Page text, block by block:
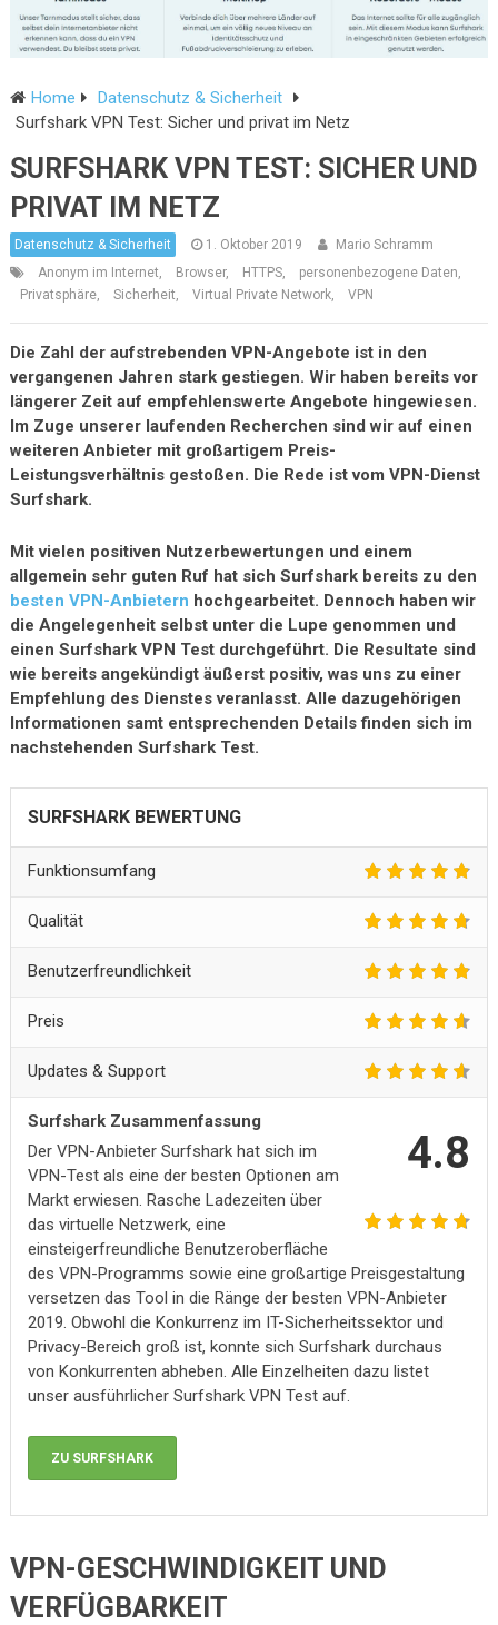
Home
Datenschutz & Sicherheit
Surfshark VPN Test: Sicher und privat im Netz
SURFSHARK VPN TEST: SICHER UND
PRIVAT IM NETZ
Datenschutz & Sicherheit 1. Oktober 2019
Mario Schramm
Anonym im Internet
Browser, HTTPS, personenbezogene Daten
Privatsphäre, Sicherheit Virtual Private Network, VPN
Die Zahl der aufstrebenden VPN-Angebote ist in den
vergangenen Jahren stark gestiegen. Wir haben bereits vor
längerer Zeit auf empfehlenswerte Angebote hingewiesen.
Im Zuge unserer laufenden Recherchen sind wir auf einen
weiteren Anbieter mit großartigem Preis-
Leistungsverhältnis gestoßen. Die Rede ist vom VPN-Dienst
Surfshark.
Mit vielen positiven Nutzerbewertungen und einem
allgemein sehr guten Ruf hat sich Surfshark bereits zu den
besten VPN-Anbietern hochgearbeitet. Dennoch haben wir
die Angelegenheit selbst unter die Lupe genommen und
einen Surfshark VPN Test durchgeführt. Die Resultate sind
wie bereits angekündigt äußerst positiv, was uns zu einer
Empfehlung des Dienstes veranlasst. Alle dazugehörigen
Informationen samt entsprechenden Details finden sich im
nachstehenden Surfshark Test.
SURFSHARK BEWERTUNG
Funktionsumfang
Qualität
Benutzerfreundlichkeit
Preis
Updates & Support
4.8
Surfshark Zusammenfassung
Der VPN-Anbieter Surfshark hat sich im
VPN-Test als eine der besten Optionen am
Markt erwiesen. Rasche Ladezeiten über
das virtuelle Netzwerk, eine
einsteigerfreundliche Benutzeroberfläche
des VPN-Programms sowie eine großartige Preisgestaltung
versetzen das Tool in die Ränge der besten VPN-Anbieter
2019. Obwohl die Konkurrenz im IT-Sicherheitssektor und
Privacy-Bereich groß ist, konnte sich Surfshark durchaus
von Konkurrenten abheben. Alle Einzelheiten dazu listet
unser ausführlicher Surfshark VPN Test auf.
ZU SURFSHARK
VPN-GESCHWINDIGKEIT UND
VERFÜGBARKEIT